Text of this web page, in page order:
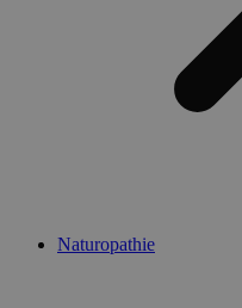
Naturopathie